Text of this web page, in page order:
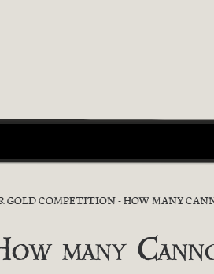
GOLD COMPETITION - HOW MANY
many